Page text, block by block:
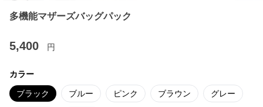
多機能マザーズバッグパック
5,400 円
カラー
ブラック ブルー ピンク ブラウン グレー